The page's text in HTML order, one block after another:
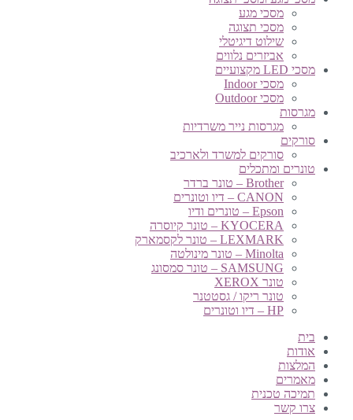
מסכי מגע
מסכי תצוגה
שילוט דיגיטלי
אביזרים נלווים
מסכי LED מקצועיים
מסכי Indoor
מסכי Outdoor
מגרסות
מגרסות נייר משרדיות
סורקים
סורקים למשרד ולארכיב
טונרים ומתכלים
Brother – טונר ברדר
CANON – דיו וטונרים
Epson – טונרים ודיו
KYOCERA – טונר קיוסרה
LEXMARK – טונר לקסמארק
Minolta – טונר מינולטה
SAMSUNG – טונר סמסונג
טונר XEROX
טונר ריקו / גסטטנר
HP – דיו וטונרים
בית
אודות
המלצות
מאמרים
תמיכה טכנית
צרו קשר